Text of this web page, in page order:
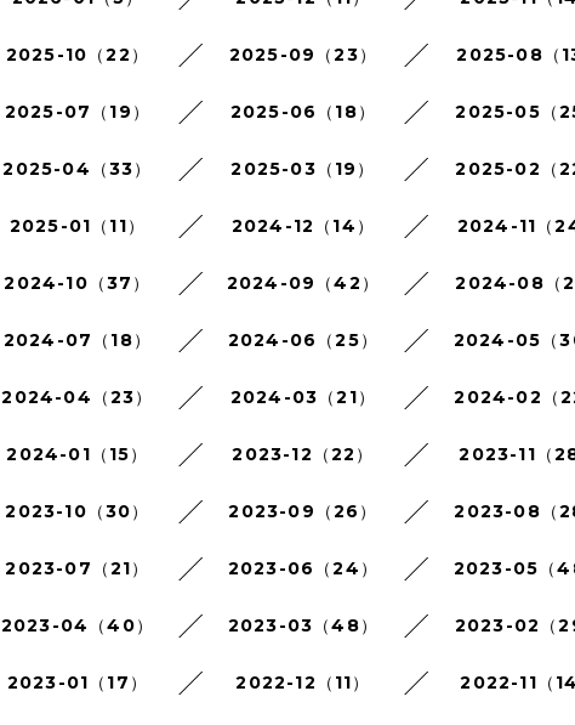
2025-10（22） 2025-09（23） 2025-08（13
2025-07（19） 2025-06（18） 2025-05（
2025-04（33） 2025-03（19） 2025-02（
2025-01（11） 2024-12（14） 2024-11（24
2024-10（37） 2024-09（42） 2024-08（
2024-07（18） 2024-06（25） 2024-05（
2024-04（23） 2024-03（21） 2024-02（
2024-01（15） 2023-12（22） 2023-11（28
2023-10（30） 2023-09（26） 2023-08（
2023-07（21） 2023-06（24） 2023-05（
2023-04（40） 2023-03（48） 2023-02（
2023-01（17） 2022-12（11） 2022-11（14